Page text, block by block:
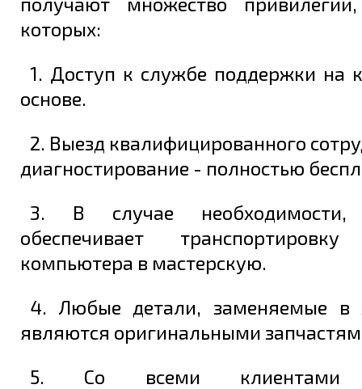
которых:
1. Доступ к службе поддержки на
основе.
2. Выезд квалифицированного
диагностирование - полностью
3. В случае необходимости,
обеспечивает
компьютера в мастерскую.
4. Любые детали, заменяемые в
являются оригинальными
5. Со всеми клиентами